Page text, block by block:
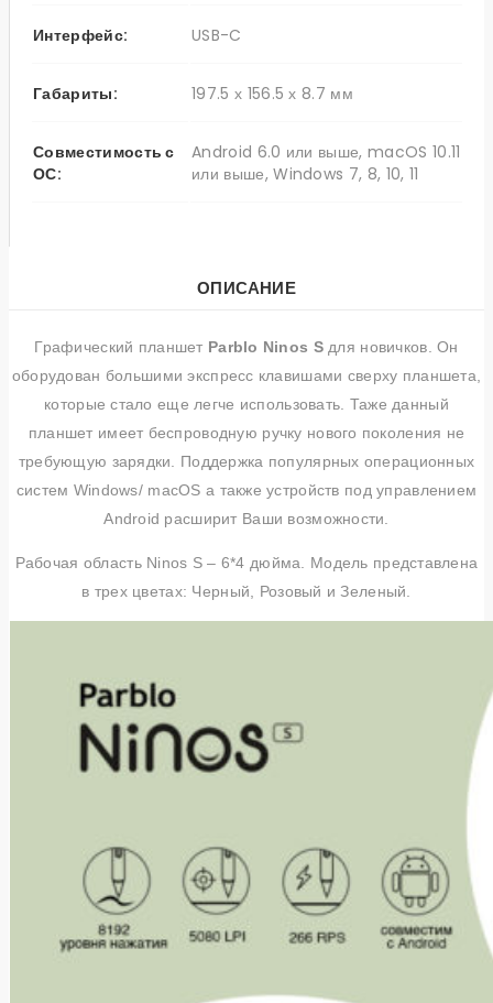
Интерфейс: USB-C
Габариты: 197.5 х 156.5 х 8.7 мм
Совместимость с
ОС:
Android 6.0 или выше, macOS 10.11
или выше, Windows 7, 8, 10, 11
ОПИСАНИЕ
Графический планшет Parblo Ninos Sдля новичков. Он
оборудован большими экспресс клавишами сверху планшета,
которые стало еще легче использовать. Таже данный
планшет имеет беспроводную ручку нового поколения не
требующую зарядки. Поддержка популярных операционных
систем Windows/ macOS а также устройств под управлением
Android расширит Ваши возможности.
Рабочая область Ninos S – 6*4 дюйма. Модель представлена
в трех цветах: Черный, Розовый и Зеленый.